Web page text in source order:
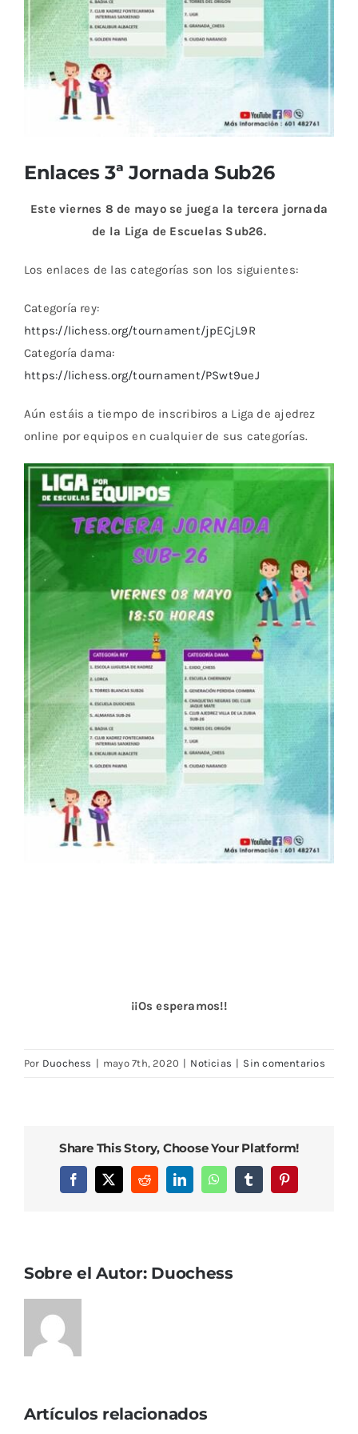
Enlaces 3ª Jornada Sub26
Este viernes 8 de mayo se juega la tercera jornada
de la Liga de Escuelas Sub26.
Los enlaces de las categorías son los siguientes:
Categoría rey:
https://lichess.org/tournament/jpECjL9R
Categoría dama:
https://lichess.org/tournament/PSwt9ueJ
Aún estáis a tiempo de inscribiros a Liga de ajedrez
online por equipos en cualquier de sus categorías.
¡¡Os esperamos!!
Por Duochess | mayo 7th, 2020 | Noticias | Sin comentarios
Share This Story, Choose Your Platform!
Facebook
X RedditLinkedInWhatsAppTumblrPinterest
Sobre el Autor: Duochess
Artículos relacionados